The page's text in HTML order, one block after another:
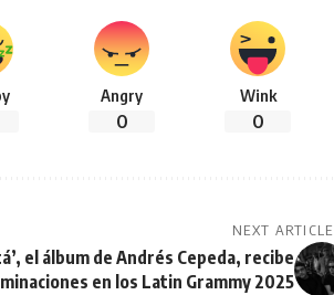
Angry
0
Wink
0
NEXT ARTICLE
el álbum de Andrés Cepeda, recibe
en los Latin Grammy 2025